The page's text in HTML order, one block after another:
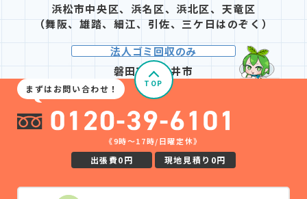
浜松市中央区、浜名区、浜北区、天竜区
（舞阪、雄踏、細江、引佐、三ケ日はのぞく）
法人ゴミ回収のみ
磐田市 / 袋井市
TOP
まずはお問い合わせ！
《9時〜17時/日曜定休》
出張費0円 現地見積り0円